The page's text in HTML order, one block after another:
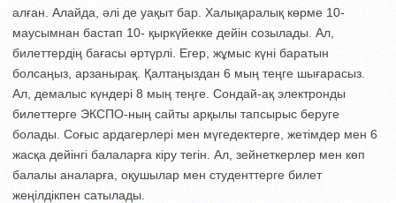
алған. Алайда, әлі де уақыт бар. Халықаралық көрме 10-
маусымнан бастап 10- қыркүйекке дейін созылады. Ал,
билеттердің бағасы әртүрлі. Егер, жұмыс күні баратын
болсаңыз, арзанырақ. Қалтаңыздан 6 мың теңге шығарасыз.
Ал, демалыс күндері 8 мың теңге. Сондай-ақ электронды
билеттерге ЭКСПО-ның сайты арқылы тапсырыс беруге
болады. Соғыс ардагерлері мен мүгедектерге, жетімдер мен 6
жасқа дейінгі балаларға кіру тегін. Ал, зейнеткерлер мен көп
балалы аналарға, оқушылар мен студенттерге билет
жеңілдікпен сатылады.